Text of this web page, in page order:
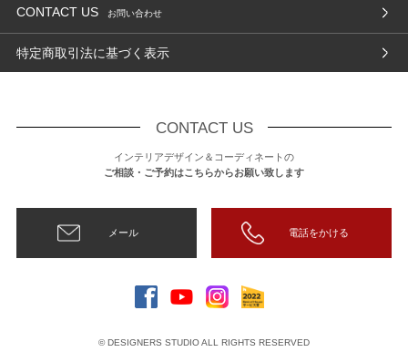
CONTACT US お問い合わせ
特定商取引法に基づく表示
CONTACT US
インテリアデザイン＆コーディネートの
ご相談・ご予約はこちらからお願い致します
メール 電話をかける
© DESIGNERS STUDIO ALL RIGHTS RESERVED